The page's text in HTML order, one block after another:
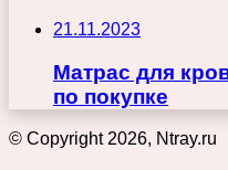
21.11.2023
Матрас для
по покупке
© Copyright 2026, Ntray.ru